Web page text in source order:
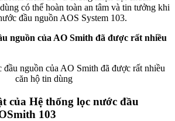
có thể hoàn toàn an tâm và tin tưởng khi
đầu nguồn AOS System 103.
nguồn của AO Smith đã được rất nhiều
của Hệ thống lọc nước đầu
103